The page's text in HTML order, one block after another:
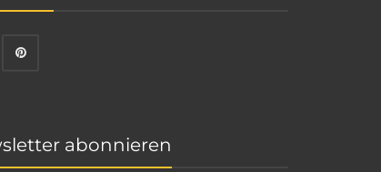
abonnieren